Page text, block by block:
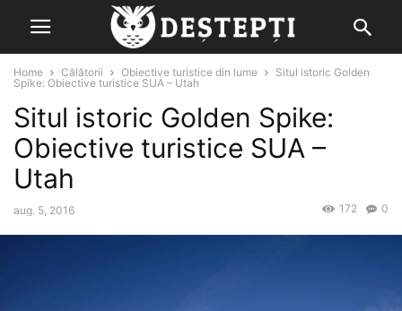
Home Călătorii Obiective turistice din lume
Situl istoric Golden
Spike: Obiective turistice SUA – Utah
Situl istoric Golden Spike:
Obiective turistice SUA –
Utah
aug. 5, 2016 0
172